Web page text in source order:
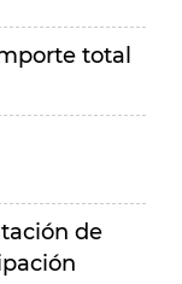
total
de